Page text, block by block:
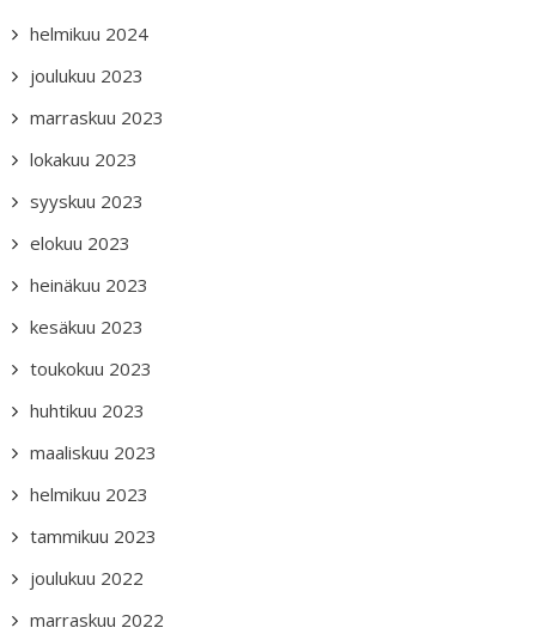
helmikuu 2024
joulukuu 2023
marraskuu 2023
lokakuu 2023
syyskuu 2023
elokuu 2023
heinäkuu 2023
kesäkuu 2023
toukokuu 2023
huhtikuu 2023
maaliskuu 2023
helmikuu 2023
tammikuu 2023
joulukuu 2022
marraskuu 2022